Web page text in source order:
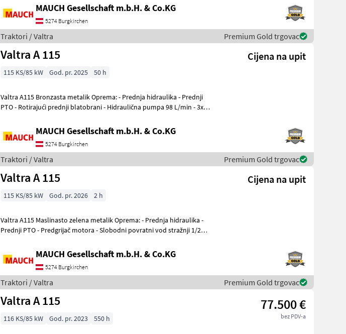
MAUCH Gesellschaft m.b.H. & Co.KG
5274 Burgkirchen
Traktori / Valtra Premium Gold trgovac
Valtra A 115 Cijena na upit
115 KS/85 kW God. pr. 2025 50 h
Valtra A115 Bronzasta metalik Oprema: - Prednja hidraulika - Prednji
PTO - Rotirajući prednji blatobrani - Hidraulična pumpa 98 L/min - 3x
MAUCH Gesellschaft m.b.H. & Co.KG
5274 Burgkirchen
Traktori / Valtra Premium Gold trgovac
Valtra A 115 Cijena na upit
115 KS/85 kW God. pr. 2026 2 h
Valtra A115 Maslinasto zelena metalik Oprema: - Prednja hidraulika -
Prednji PTO - Predgrijač motora - Slobodni povratni vod stražnji 1/2" -
MAUCH Gesellschaft m.b.H. & Co.KG
5274 Burgkirchen
Traktori / Valtra Premium Gold trgovac
Valtra A 115 77.500 €
bez PDV-a
116 KS/85 kW God. pr. 2023 550 h